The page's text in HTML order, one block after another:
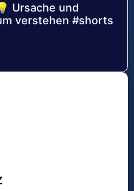
Ursache und
verstehen #shorts